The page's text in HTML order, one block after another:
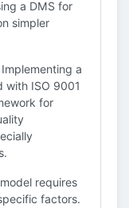
a DMS for
simpler
Implementing a
with ISO 9001
for
requires
factors.